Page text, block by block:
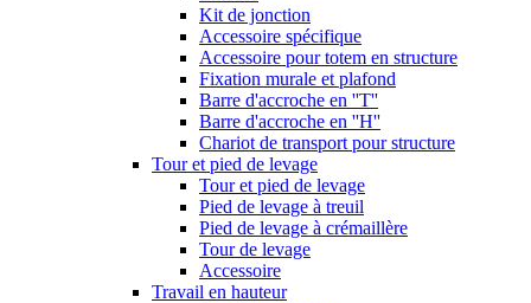
Kit de jonction
Accessoire spécifique
Accessoire pour totem en structure
Fixation murale et plafond
Barre d'accroche en ''T''
Barre d'accroche en ''H''
Chariot de transport pour structure
Tour et pied de levage
Tour et pied de levage
Pied de levage à treuil
Pied de levage à crémaillère
Tour de levage
Accessoire
Travail en hauteur